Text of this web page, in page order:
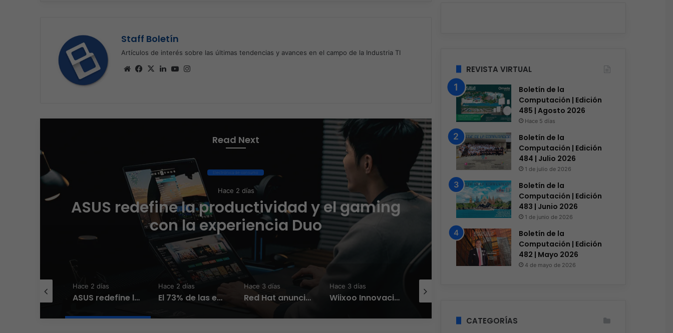
Staff Boletín
Artículos de interés sobre las últimas tendencias y avances en el campo de la Industria TI
SitioFacebook
X LinkedInYouTube
Read Next
Electrónica de consumo
Hace 2 días
ASUS redefine la productividad y el gaming
con la experiencia Duo
El 73% de las empresas en
que el phishing sigue
Hace 2 días
ASUS redefine la productividad y el gaming con la experiencia Duo
Hace 2 días
El 73% de las empresas en LATAM aseguran que el phishing sigue funcionando
Hace 3 días
Red Hat anuncia a Sinuhé Sánchez como nuevo Chief Architect para el norte de LATAM
Hace 3 días
Wiixoo Innovación, escalabilidad y democratización de la tecnología en México
REVISTA VIRTUAL
Boletín de la
Computación | Edición
485 | Agosto 2026
Hace 5 días
Boletín de la
Computación | Edición
484 | Julio 2026
1 de julio de 2026
Boletín de la
Computación | Edición
483 | Junio 2026
1 de junio de 2026
Boletín de la
Computación | Edición
482 | Mayo 2026
4 de mayo de 2026
CATEGORÍAS